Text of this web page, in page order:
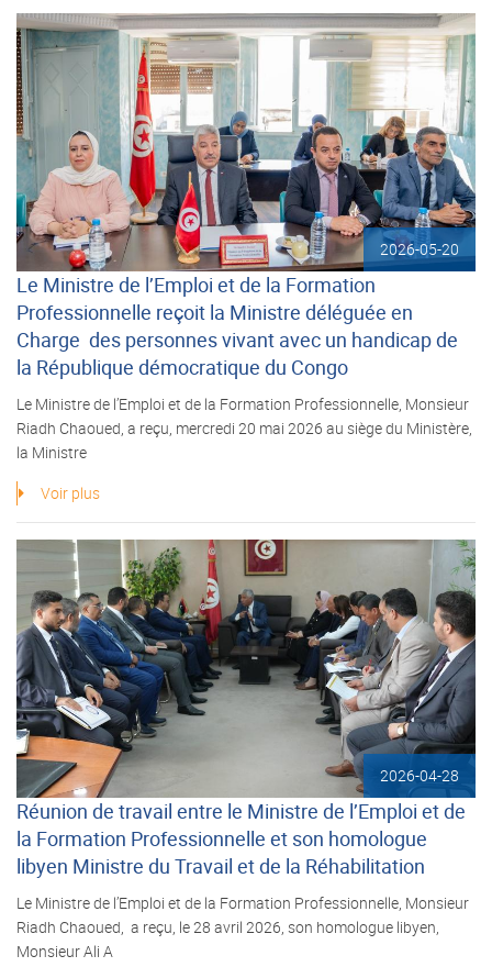
2026-05-20
Le Ministre de l’Emploi et de la Formation
Professionnelle reçoit la Ministre déléguée en
Charge des personnes vivant avec un handicap de
la République démocratique du Congo
Le Ministre de l’Emploi et de la Formation Professionnelle, Monsieur
Riadh Chaoued, a reçu, mercredi 20 mai 2026 au siège du Ministère,
la Ministre
Voir plus
2026-04-28
Réunion de travail entre le Ministre de l’Emploi et de
la Formation Professionnelle et son homologue
libyen Ministre du Travail et de la Réhabilitation
Le Ministre de l’Emploi et de la Formation Professionnelle, Monsieur
Riadh Chaoued, a reçu, le 28 avril 2026, son homologue libyen,
Monsieur Ali A